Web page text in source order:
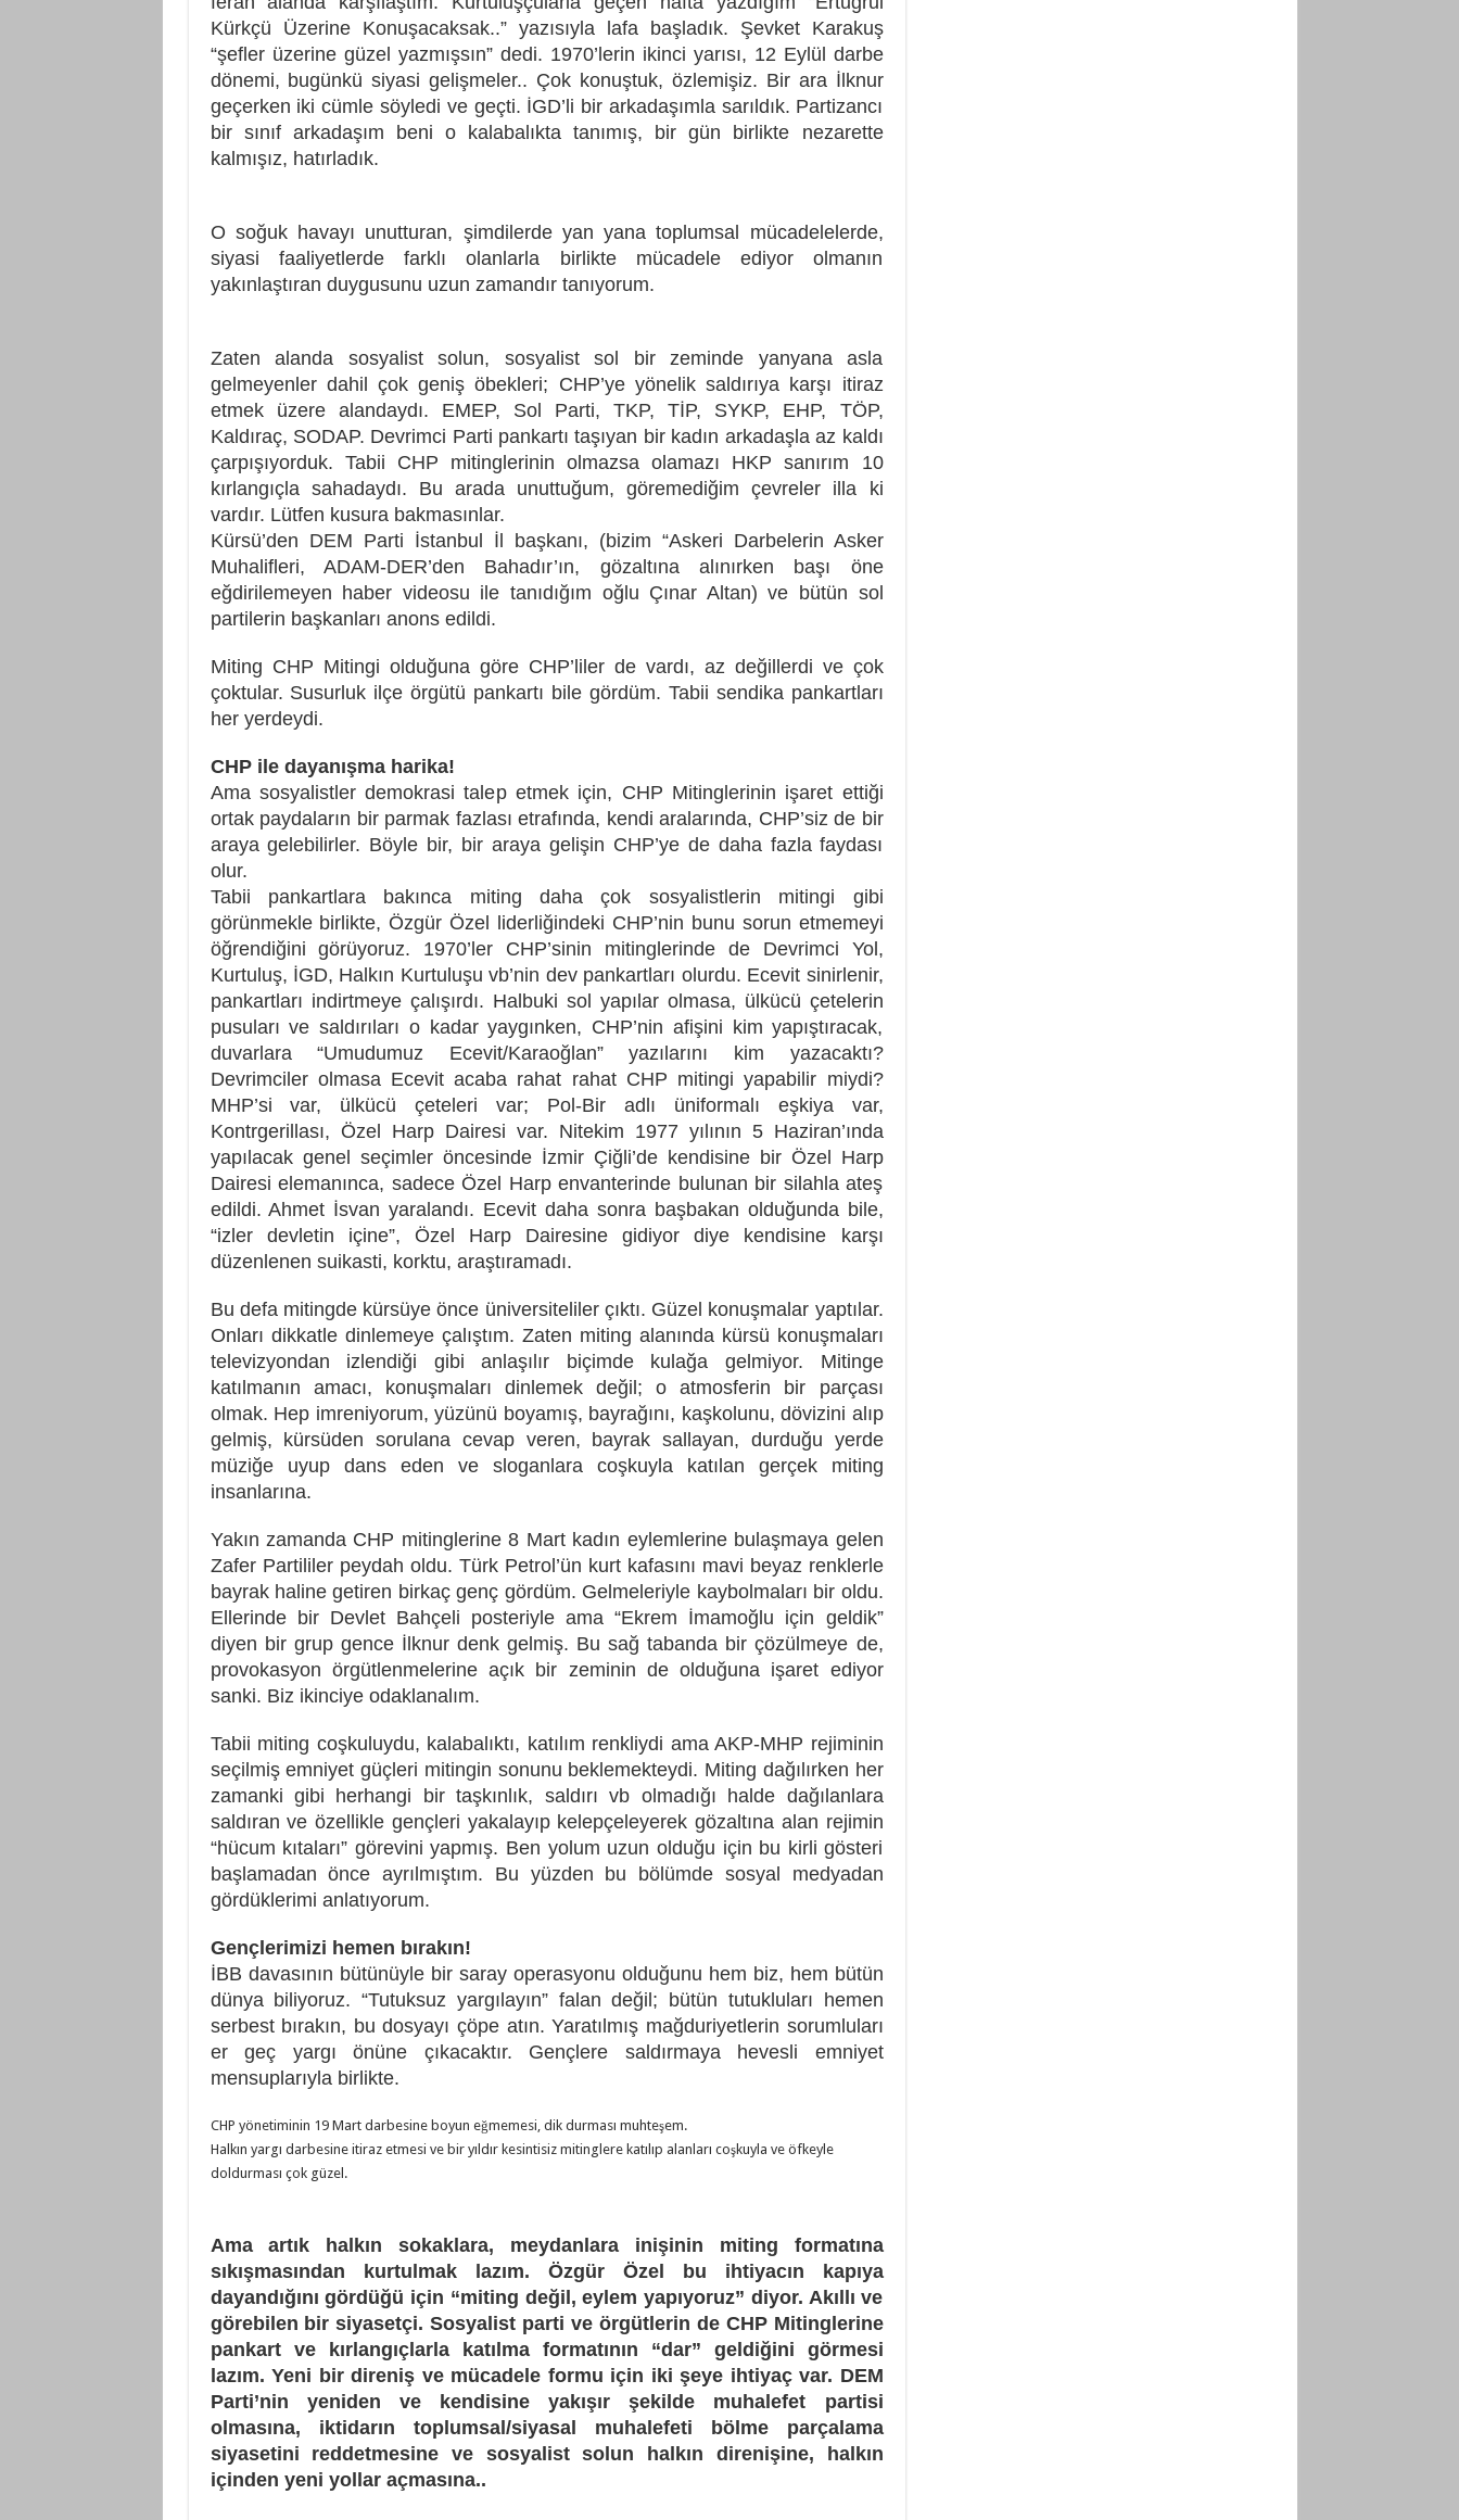
Kürkçü Üzerine Konuşacaksak..” yazısıyla lafa başladık. Şevket Karakuş
“şefler üzerine güzel yazmışsın” dedi. 1970’lerin ikinci yarısı, 12 Eylül darbe
dönemi, bugünkü siyasi gelişmeler.. Çok konuştuk, özlemişiz. Bir ara İlknur
geçerken iki cümle söyledi ve geçti. İGD’li bir arkadaşımla sarıldık. Partizancı
bir sınıf arkadaşım beni o kalabalıkta tanımış, bir gün birlikte nezarette
kalmışız, hatırladık.
O soğuk havayı unutturan, şimdilerde yan yana toplumsal mücadelelerde,
siyasi faaliyetlerde farklı olanlarla birlikte mücadele ediyor olmanın
yakınlaştıran duygusunu uzun zamandır tanıyorum.
Zaten alanda sosyalist solun, sosyalist sol bir zeminde yanyana asla
gelmeyenler dahil çok geniş öbekleri; CHP’ye yönelik saldırıya karşı itiraz
etmek üzere alandaydı. EMEP, Sol Parti, TKP, TİP, SYKP, EHP, TÖP,
Kaldıraç, SODAP. Devrimci Parti pankartı taşıyan bir kadın arkadaşla az kaldı
çarpışıyorduk. Tabii CHP mitinglerinin olmazsa olamazı HKP sanırım 10
kırlangıçla sahadaydı. Bu arada unuttuğum, göremediğim çevreler illa ki
vardır. Lütfen kusura bakmasınlar.
Kürsü’den DEM Parti İstanbul İl başkanı, (bizim “Askeri Darbelerin Asker
Muhalifleri, ADAM-DER’den Bahadır’ın, gözaltına alınırken başı öne
eğdirilemeyen haber videosu ile tanıdığım oğlu Çınar Altan) ve bütün sol
partilerin başkanları anons edildi.
Miting CHP Mitingi olduğuna göre CHP’liler de vardı, az değillerdi ve çok
çoktular. Susurluk ilçe örgütü pankartı bile gördüm. Tabii sendika pankartları
her yerdeydi.
CHP ile dayanışma harika!
Ama sosyalistler demokrasi talep etmek için, CHP Mitinglerinin işaret ettiği
ortak paydaların bir parmak fazlası etrafında, kendi aralarında, CHP’siz de bir
araya gelebilirler. Böyle bir, bir araya gelişin CHP’ye de daha fazla faydası
olur.
Tabii pankartlara bakınca miting daha çok sosyalistlerin mitingi gibi
görünmekle birlikte, Özgür Özel liderliğindeki CHP’nin bunu sorun etmemeyi
öğrendiğini görüyoruz. 1970’ler CHP’sinin mitinglerinde de Devrimci Yol,
Kurtuluş, İGD, Halkın Kurtuluşu vb’nin dev pankartları olurdu. Ecevit sinirlenir,
pankartları indirtmeye çalışırdı. Halbuki sol yapılar olmasa, ülkücü çetelerin
pusuları ve saldırıları o kadar yaygınken, CHP’nin afişini kim yapıştıracak,
duvarlara “Umudumuz Ecevit/Karaoğlan” yazılarını kim yazacaktı?
Devrimciler olmasa Ecevit acaba rahat rahat CHP mitingi yapabilir miydi?
MHP’si var, ülkücü çeteleri var; Pol-Bir adlı üniformalı eşkiya var,
Kontrgerillası, Özel Harp Dairesi var. Nitekim 1977 yılının 5 Haziran’ında
yapılacak genel seçimler öncesinde İzmir Çiğli’de kendisine bir Özel Harp
Dairesi elemanınca, sadece Özel Harp envanterinde bulunan bir silahla ateş
edildi. Ahmet İsvan yaralandı. Ecevit daha sonra başbakan olduğunda bile,
“izler devletin içine”, Özel Harp Dairesine gidiyor diye kendisine karşı
düzenlenen suikasti, korktu, araştıramadı.
Bu defa mitingde kürsüye önce üniversiteliler çıktı. Güzel konuşmalar yaptılar.
Onları dikkatle dinlemeye çalıştım. Zaten miting alanında kürsü konuşmaları
televizyondan izlendiği gibi anlaşılır biçimde kulağa gelmiyor. Mitinge
katılmanın amacı, konuşmaları dinlemek değil; o atmosferin bir parçası
olmak. Hep imreniyorum, yüzünü boyamış, bayrağını, kaşkolunu, dövizini alıp
gelmiş, kürsüden sorulana cevap veren, bayrak sallayan, durduğu yerde
müziğe uyup dans eden ve sloganlara coşkuyla katılan gerçek miting
insanlarına.
Yakın zamanda CHP mitinglerine 8 Mart kadın eylemlerine bulaşmaya gelen
Zafer Partililer peydah oldu. Türk Petrol’ün kurt kafasını mavi beyaz renklerle
bayrak haline getiren birkaç genç gördüm. Gelmeleriyle kaybolmaları bir oldu.
Ellerinde bir Devlet Bahçeli posteriyle ama “Ekrem İmamoğlu için geldik”
diyen bir grup gence İlknur denk gelmiş. Bu sağ tabanda bir çözülmeye de,
provokasyon örgütlenmelerine açık bir zeminin de olduğuna işaret ediyor
sanki. Biz ikinciye odaklanalım.
Tabii miting coşkuluydu, kalabalıktı, katılım renkliydi ama AKP-MHP rejiminin
seçilmiş emniyet güçleri mitingin sonunu beklemekteydi. Miting dağılırken her
zamanki gibi herhangi bir taşkınlık, saldırı vb olmadığı halde dağılanlara
saldıran ve özellikle gençleri yakalayıp kelepçeleyerek gözaltına alan rejimin
“hücum kıtaları” görevini yapmış. Ben yolum uzun olduğu için bu kirli gösteri
başlamadan önce ayrılmıştım. Bu yüzden bu bölümde sosyal medyadan
gördüklerimi anlatıyorum.
Gençlerimizi hemen bırakın!
İBB davasının bütünüyle bir saray operasyonu olduğunu hem biz, hem bütün
dünya biliyoruz. “Tutuksuz yargılayın” falan değil; bütün tutukluları hemen
serbest bırakın, bu dosyayı çöpe atın. Yaratılmış mağduriyetlerin sorumluları
er geç yargı önüne çıkacaktır. Gençlere saldırmaya hevesli emniyet
mensuplarıyla birlikte.
CHP yönetiminin 19 Mart darbesine boyun eğmemesi, dik durması muhteşem.
Halkın yargı darbesine itiraz etmesi ve bir yıldır kesintisiz mitinglere katılıp alanları coşkuyla ve öfkeyle
doldurması çok güzel.
Ama artık halkın sokaklara, meydanlara inişinin miting formatına
sıkışmasından kurtulmak lazım. Özgür Özel bu ihtiyacın kapıya
dayandığını gördüğü için “miting değil, eylem yapıyoruz” diyor. Akıllı ve
görebilen bir siyasetçi. Sosyalist parti ve örgütlerin de CHP Mitinglerine
pankart ve kırlangıçlarla katılma formatının “dar” geldiğini görmesi
lazım. Yeni bir direniş ve mücadele formu için iki şeye ihtiyaç var. DEM
Parti’nin yeniden ve kendisine yakışır şekilde muhalefet partisi
olmasına, iktidarın toplumsal/siyasal muhalefeti bölme parçalama
siyasetini reddetmesine ve sosyalist solun halkın direnişine, halkın
içinden yeni yollar açmasına..